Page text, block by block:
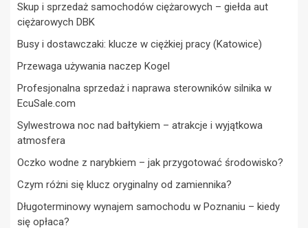
Skup i sprzedaż samochodów ciężarowych – giełda aut
ciężarowych DBK
Busy i dostawczaki: klucze w ciężkiej pracy (Katowice)
Przewaga używania naczep Kogel
Profesjonalna sprzedaż i naprawa sterowników silnika w
EcuSale.com
Sylwestrowa noc nad bałtykiem – atrakcje i wyjątkowa
atmosfera
Oczko wodne z narybkiem – jak przygotować środowisko?
Czym różni się klucz oryginalny od zamiennika?
Długoterminowy wynajem samochodu w Poznaniu – kiedy
się opłaca?